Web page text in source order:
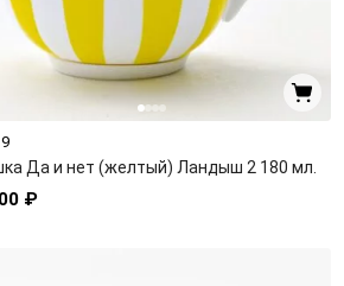
Да и нет (желтый) Ландыш 2 180 мл.
₽